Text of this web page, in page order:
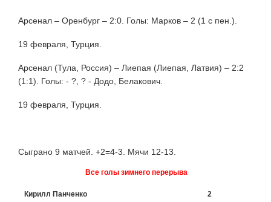
Арсенал – Оренбург – 2:0. Голы: Марков – 2 (1 с пен.).
19 февраля, Турция.
Арсенал (Тула, Россия) – Лиепая (Лиепая, Латвия) – 2:2
(1:1). Голы: - ?, ? - Додо, Белакович.
19 февраля, Турция.
Сыграно 9 матчей. +2=4-3. Мячи 12-13.
Все голы зимнего перерыва
Кирилл Панченко 2